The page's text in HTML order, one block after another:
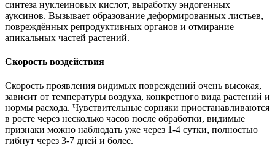
синтеза нуклеиновых кислот, выработку эндогенных
ауксинов. Вызывает образование деформированных листьев,
повреждённых репродуктивных органов и отмирание
апикальных частей растений.
Скорость воздействия
Скорость проявления видимых повреждений очень высокая,
зависит от температуры воздуха, конкретного вида растений и
нормы расхода. Чувствительные сорняки приостанавливаются
в росте через несколько часов после обработки, видимые
признаки можно наблюдать уже через 1-4 сутки, полностью
гибнут через 3-7 дней и более.